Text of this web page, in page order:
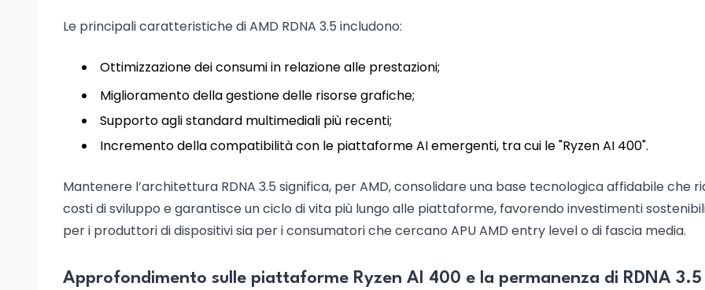
Le principali caratteristiche di AMD RDNA 3.5 includono:
Ottimizzazione dei consumi in relazione alle prestazioni;
Miglioramento della gestione delle risorse grafiche;
Supporto agli standard multimediali più recenti;
Incremento della compatibilità con le piattaforme AI emergenti, tra cui le "Ryzen AI 400".
Mantenere l’architettura RDNA 3.5 significa, per AMD, consolidare una base tecnologica affidabile che
costi di sviluppo e garantisce un ciclo di vita più lungo alle piattaforme, favorendo investimenti
per i produttori di dispositivi sia per i consumatori che cercano APU AMD entry level o di fascia media.
Approfondimento sulle piattaforme Ryzen AI 400 e la permanenza di RDNA 3.5